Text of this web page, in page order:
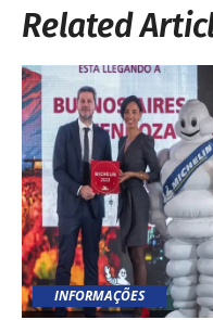
Related
INFORMAÇÕES